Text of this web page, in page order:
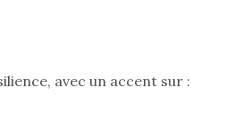
avec un accent sur :